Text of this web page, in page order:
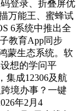
登录、折叠屏优
万能王、蜜蜂试
6系统中推出全
教育App同步
蒙生态系统。软
想的学问平
集成12306及航
境办事？一键
年2月4